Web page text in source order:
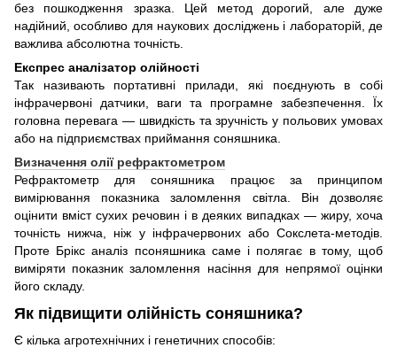
без пошкодження зразка. Цей метод дорогий, але дуже
надійний, особливо для наукових досліджень і лабораторій, де
важлива абсолютна точність.
Експрес аналізатор олійності
Так називають портативні прилади, які поєднують в собі
інфрачервоні датчики, ваги та програмне забезпечення. Їх
головна перевага — швидкість та зручність у польових умовах
або на підприємствах приймання соняшника.
Визначення олії рефрактометром
Рефрактометр для соняшника працює за принципом
вимірювання показника заломлення світла. Він дозволяє
оцінити вміст сухих речовин і в деяких випадках — жиру, хоча
точність нижча, ніж у інфрачервоних або Сокслета-методів.
Проте Брікс аналіз псоняшника саме і полягає в тому, щоб
виміряти показник заломлення насіння для непрямої оцінки
його складу.
Як підвищити олійність соняшника?
Є кілька агротехнічних і генетичних способів: